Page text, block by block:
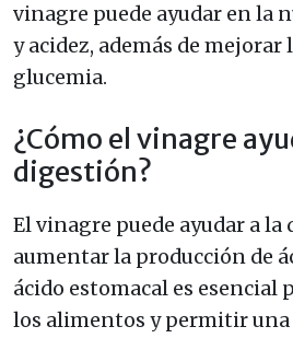
vinagre puede ayudar en la
y acidez, además de mejorar
glucemia.
¿Cómo el vinagre
digestión?
El vinagre puede ayudar a
aumentar la producción de
ácido estomacal es esencial
los alimentos y permitir